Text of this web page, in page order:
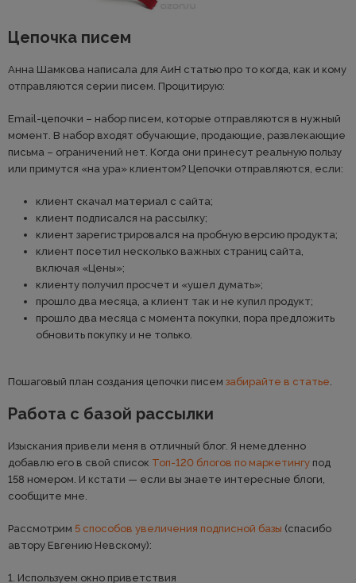
Цепочка писем
Анна Шамкова написала для АиН статью про то когда, как и кому
отправляются серии писем. Процитирую:
Email-цепочки – набор писем, которые отправляются в нужный
момент. В набор входят обучающие, продающие, развлекающие
письма – ограничений нет. Когда они принесут реальную пользу
или примутся «на ура» клиентом? Цепочки отправляются, если:
клиент скачал материал с сайта;
клиент подписался на рассылку;
клиент зарегистрировался на пробную версию продукта;
клиент посетил несколько важных страниц сайта,
включая «Цены»;
клиенту получил просчет и «ушел думать»;
прошло два месяца, а клиент так и не купил продукт;
прошло два месяца с момента покупки, пора предложить
обновить покупку и не только.
Пошаговый план создания цепочки писем забирайте в статье.
Работа с базой рассылки
Изыскания привели меня в отличный блог. Я немедленно
добавлю его в свой список Топ-120 блогов по маркетингу под
158 номером. И кстати — если вы знаете интересные блоги,
сообщите мне.
Рассмотрим 5 способов увеличения подписной базы (спасибо
автору Евгению Невскому):
1. Используем окно приветствия